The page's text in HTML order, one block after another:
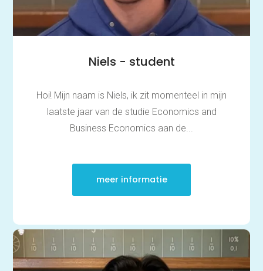
Niels - student
Hoi! Mijn naam is Niels, ik zit momenteel in mijn
laatste jaar van de studie Economics and
Business Economics aan de...
meer informatie